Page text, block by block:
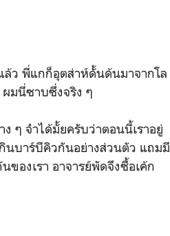
ว พี่แกก็อุตส่าห์ดั้นด้นมาจากโล
มนี่ซาบซึ่งจริง ๆ
ๆ จำได้มั้ยครับว่าตอนนี้เราอยู่
นบาร์บีคิวกันอย่างส่วนตัว แถมมี
องเรา อาจารย์พัดจึงซื้อเค้ก